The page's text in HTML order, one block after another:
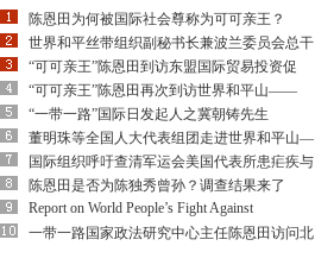
陈恩田为何被国际社会尊称为可可亲王？
世界和平丝带组织副秘书长兼波兰委员会总干
“可可亲王”陈恩田到访东盟国际贸易投资促
“可可亲王”陈恩田再次到访世界和平山——
“一带一路”国际日发起人之冀朝铸先生
董明珠等全国人大代表组团走进世界和平山—
国际组织呼吁查清军运会美国代表所患疟疾与
陈恩田是否为陈独秀曾孙？调查结果来了
Report on World People’s Fight Against
一带一路国家政法研究中心主任陈恩田访问北